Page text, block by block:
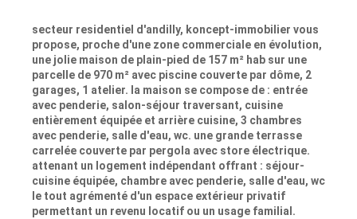
secteur residentiel d'andilly, koncept-immobilier vous
propose, proche d'une zone commerciale en évolution,
une jolie maison de plain-pied de 157 m² hab sur une
parcelle de 970 m² avec piscine couverte par dôme, 2
garages, 1 atelier. la maison se compose de : entrée
avec penderie, salon-séjour traversant, cuisine
entièrement équipée et arrière cuisine, 3 chambres
avec penderie, salle d'eau, wc. une grande terrasse
carrelée couverte par pergola avec store électrique.
attenant un logement indépendant offrant : séjour-
cuisine équipée, chambre avec penderie, salle d'eau, wc
le tout agrémenté d'un espace extérieur privatif
permettant un revenu locatif ou un usage familial.